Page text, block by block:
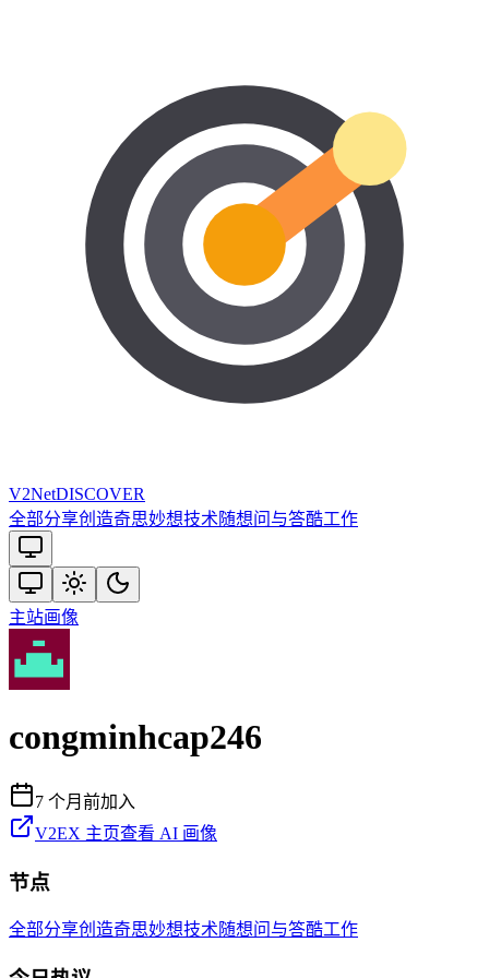
V2NetDISCOVER
全部分享创造奇思妙想技术随想问与答酷工作
主站画像
congminhcap246
7 个月前加入
V2EX 主页查看 AI 画像
节点
全部分享创造奇思妙想技术随想问与答酷工作